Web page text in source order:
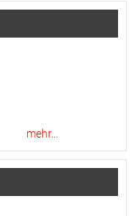
mehr...